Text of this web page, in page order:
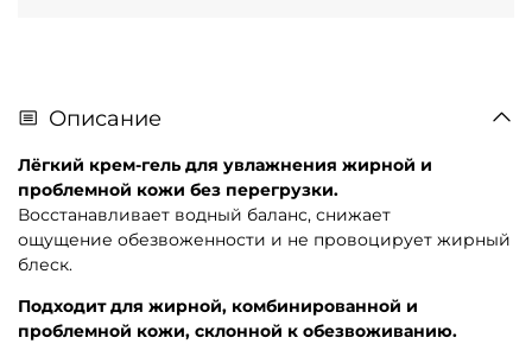
Описание
Лёгкий крем-гель для увлажнения жирной и
проблемной кожи без перегрузки.
Восстанавливает водный баланс, снижает
ощущение обезвоженности и не провоцирует жирный
блеск.
Подходит для жирной, комбинированной и
проблемной кожи, склонной к обезвоживанию.